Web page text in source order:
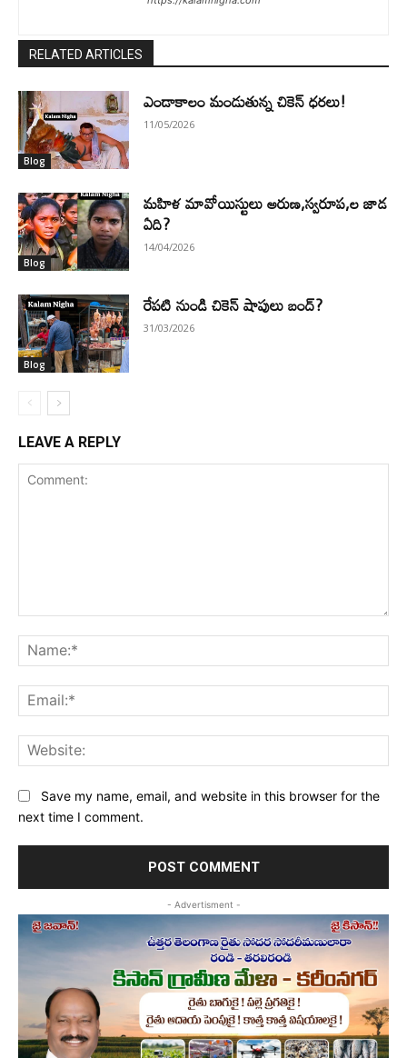
RELATED ARTICLES
Blog
ఎండాకాలం మండుతున్న చికెన్ ధరలు!
11/05/2026
Blog
మహిళ మావోయిస్టులు అరుణ,స్వరూప,ల జాడ
ఏది?
14/04/2026
Blog
రేపటి నుండి చికెన్ షాపులు బంద్?
31/03/2026
LEAVE A REPLY
Save my name, email, and website in this browser for the
next time I comment.
- Advertisment -